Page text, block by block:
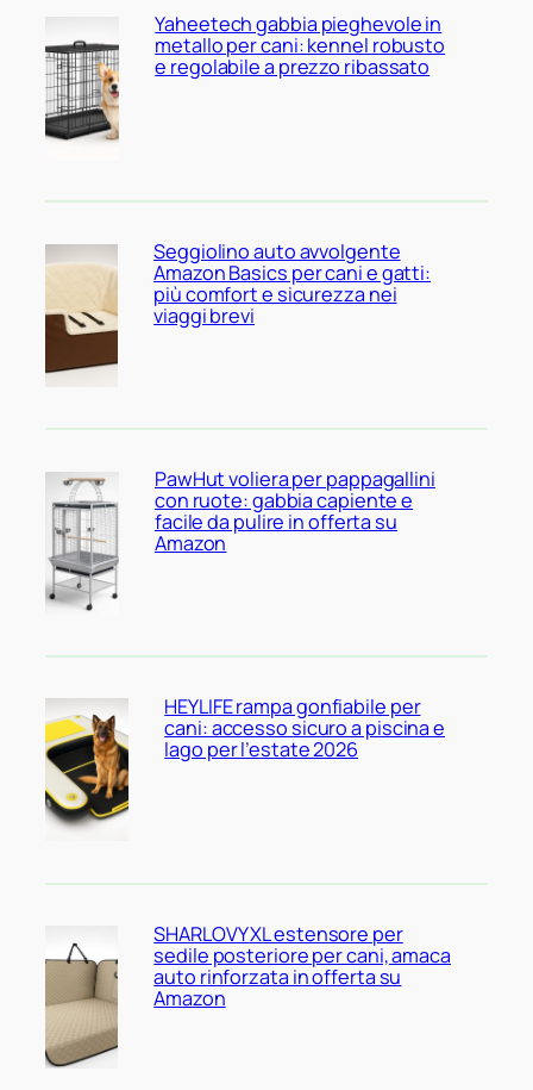
Yaheetech gabbia pieghevole in
metallo per cani: kennel robusto
e regolabile a prezzo ribassato
Seggiolino auto avvolgente
Amazon Basics per cani e gatti:
più comfort e sicurezza nei
viaggi brevi
PawHut voliera per pappagallini
con ruote: gabbia capiente e
facile da pulire in offerta su
Amazon
HEYLIFE rampa gonfiabile per
cani: accesso sicuro a piscina e
lago per l’estate 2026
SHARLOVY XL estensore per
sedile posteriore per cani, amaca
auto rinforzata in offerta su
Amazon